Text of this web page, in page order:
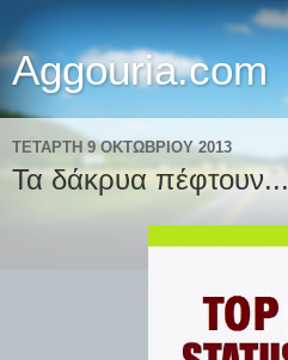
Aggouria.com
ΤΕΤΆΡΤΗ 9 ΟΚΤΩΒΡΊΟΥ 2013
Τα δάκρυα πέφτουν...